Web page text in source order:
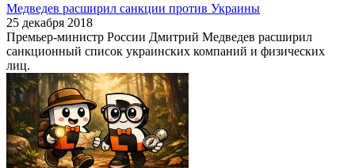
Медведев расширил санкции против Украины
25 декабря 2018
Премьер-министр России Дмитрий Медведев расширил
санкционный список украинских компаний и физических
лиц.